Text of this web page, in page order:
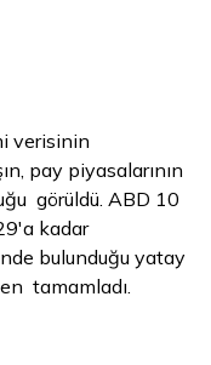
verisinin
pay piyasalarının
görüldü. ABD 10
kadar
bulunduğu yatay
tamamladı.